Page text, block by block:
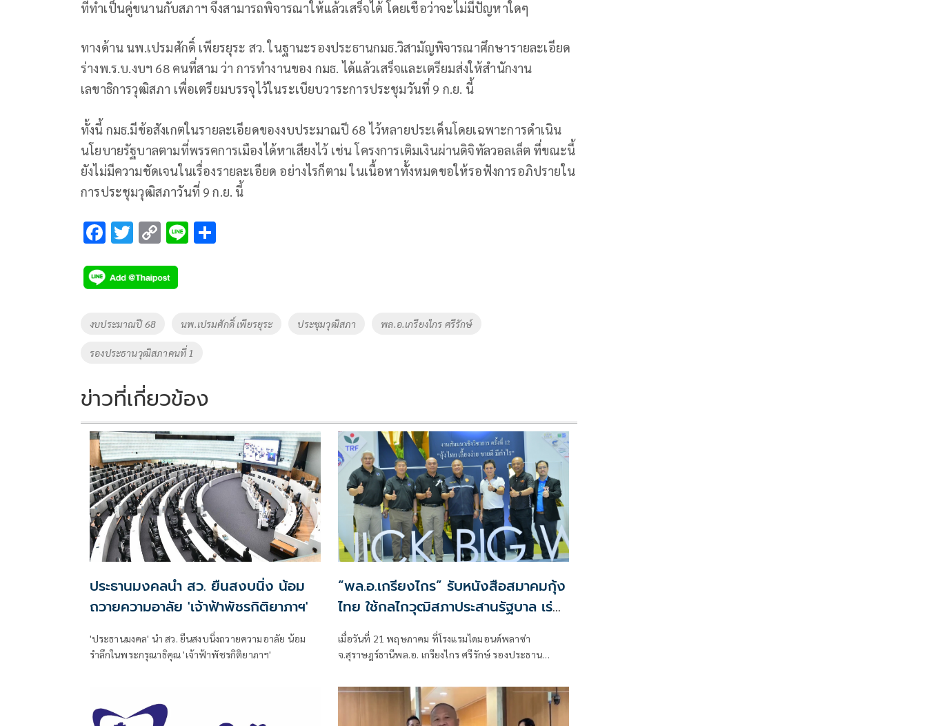
ที่ทำเป็นคู่ขนานกับสภาฯ จึงสามารถพิจารณาให้แล้วเสร็จได้ โดยเชื่อว่าจะไม่มีปัญหาใดๆ
ทางด้าน นพ.เปรมศักดิ์ เพียรยุระ สว. ในฐานะรองประธานกมธ.วิสามัญพิจารณาศึกษารายละเอียด
ร่างพ.ร.บ.งบฯ 68 คนที่สาม ว่า การทำงานของ กมธ. ได้แล้วเสร็จและเตรียมส่งให้สำนักงาน
เลขาธิการวุฒิสภา เพื่อเตรียมบรรจุไว้ในระเบียบวาระการประชุมวันที่ 9 ก.ย. นี้
ทั้งนี้ กมธ.มีข้อสังเกตในรายละเอียดของงบประมาณปี 68 ไว้หลายประเด็นโดยเฉพาะการดำเนิน
นโยบายรัฐบาลตามที่พรรคการเมืองได้หาเสียงไว้ เช่น โครงการเติมเงินผ่านดิจิทัลวอลเล็ต ที่ขณะนี้
ยังไม่มีความชัดเจนในเรื่องรายละเอียด อย่างไรก็ตาม ในเนื้อหาทั้งหมดขอให้รอฟังการอภิปรายใน
การประชุมวุฒิสภาวันที่ 9 ก.ย. นี้
F
e
b
o
o
k
T
tt
er
C
p
y
k
Li
Tags
งบประมาณปี 68 นพ.เปรมศักดิ์ เพียรยุระ ประชุมวุฒิสภา พล.อ.เกรียงไกร ศรีรักษ์
รองประธานวุฒิสภาคนที่ 1
ข่าวที่เกี่ยวข้อง
ประธานมงคลนำ สว. ยืนสงบนิ่ง น้อม
ถวายความอาลัย 'เจ้าฟ้าพัชรกิติยาภาฯ'
'ประธานมงคล' นำ สว. ยืนสงบนิ่งถวายความอาลัย น้อม
รำลึกในพระกรุณาธิคุณ 'เจ้าฟ้าพัชรกิติยาภาฯ'
“พล.อ.เกรียงไกร” รับหนังสือสมาคมกุ้ง
ไทย ใช้กลไกวุฒิสภาประสานรัฐบาล เร่ง
ฟื้นอุตสาหกรรมกุ้งไทยกลับสู่ผู้นำโลก
เมื่อวันที่ 21 พฤษภาคม ที่โรงแรมไดมอนด์พลาซ่า
จ.สุราษฎร์ธานีพล.อ. เกรียงไกร ศรีรักษ์ รองประธาน
“Quick Big Win กุ้งไทย เลี้ยงได้ ขายดี มีกำไร” ซึ่งจัดโดย
สหกรณ์ผู้เลี้ยงกุ้งลุ่มน้ำท่าทอง จำกัด